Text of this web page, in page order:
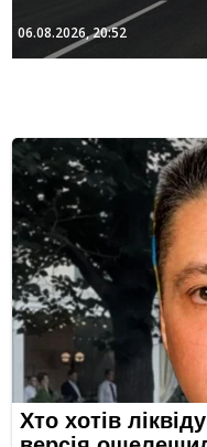
06.08.2026, 20:52